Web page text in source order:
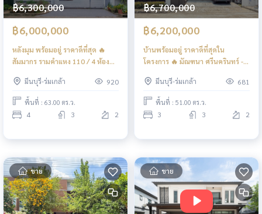
฿6,300,000
฿6,000,000
หลังมุม พร้อมอยู่ ราคาดีที่สุด 🔥
สัมมากร รามคำแหง 110 / 4 ห้อง
Ramkhamhaeng 110 / 4
Bedrooms (FOR SALE) AA560
มีนบุรี-ร่มเกล้า 920
พื้นที่ : 63.00 ตร.ว.
4 3 2
฿6,700,000
฿6,200,000
บ้านพร้อมอยู่ ราคาดีที่สุดใน
โครงการ 🔥 มัณฑนา ศรีนครินทร์ -
Mantana Srinakarin - Romklao /
3 Bedrooms (FOR SALE) AA310
มีนบุรี-ร่มเกล้า 681
พื้นที่ : 51.00 ตร.ว.
3 3 2
ขาย ขาย